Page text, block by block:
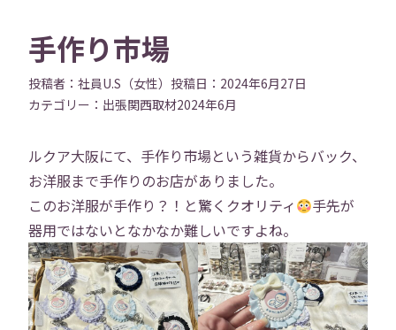
手作り市場
投稿者： 社員U.S（女性） 投稿日： 2024年6月27日
カテゴリー： 出張関西取材2024年6月
ルクア大阪にて、手作り市場という雑貨からバック、
お洋服まで手作りのお店がありました。
このお洋服が手作り？！と驚くクオリティ
手先が
器用ではないとなかなか難しいですよね。